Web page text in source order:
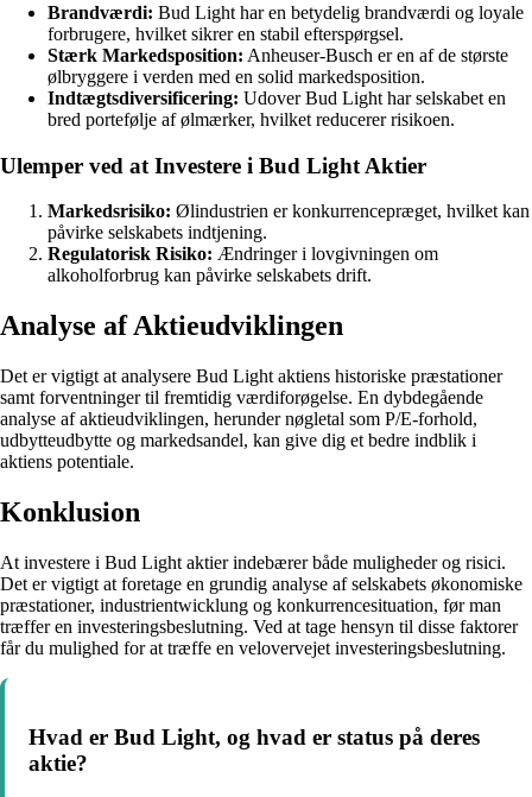
Brandværdi: Bud Light har en betydelig brandværdi og loyale
forbrugere, hvilket sikrer en stabil efterspørgsel.
Stærk Markedsposition: Anheuser-Busch er en af de største
ølbryggere i verden med en solid markedsposition.
Indtægtsdiversificering: Udover Bud Light har selskabet en
bred portefølje af ølmærker, hvilket reducerer risikoen.
Ulemper ved at Investere i Bud Light Aktier
Markedsrisiko: Ølindustrien er konkurrencepræget, hvilket kan
påvirke selskabets indtjening.
Regulatorisk Risiko: Ændringer i lovgivningen om
alkoholforbrug kan påvirke selskabets drift.
Analyse af Aktieudviklingen
Det er vigtigt at analysere Bud Light aktiens historiske præstationer
samt forventninger til fremtidig værdiforøgelse. En dybdegående
analyse af aktieudviklingen, herunder nøgletal som P/E-forhold,
udbytteudbytte og markedsandel, kan give dig et bedre indblik i
aktiens potentiale.
Konklusion
At investere i Bud Light aktier indebærer både muligheder og risici.
Det er vigtigt at foretage en grundig analyse af selskabets økonomiske
præstationer, industrientwicklung og konkurrencesituation, før man
træffer en investeringsbeslutning. Ved at tage hensyn til disse faktorer
får du mulighed for at træffe en velovervejet investeringsbeslutning.
Hvad er Bud Light, og hvad er status på deres
aktie?